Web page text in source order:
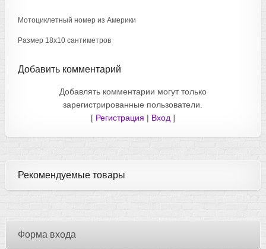
Мотоциклетный номер из Америки
Размер 18х10 сантиметров
Добавить комментарий
Добавлять комментарии могут только
зарегистрированные пользователи.
[ Регистрация | Вход ]
Рекомендуемые товары
Форма входа